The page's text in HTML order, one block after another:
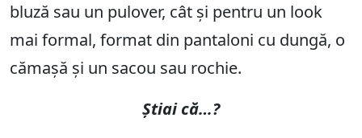
bluză sau un pulover, cât și pentru un look
mai formal, format din pantaloni cu dungă, o
cămașă și un sacou sau rochie.
Știai că…?